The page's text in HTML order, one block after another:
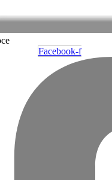
Facebook-f